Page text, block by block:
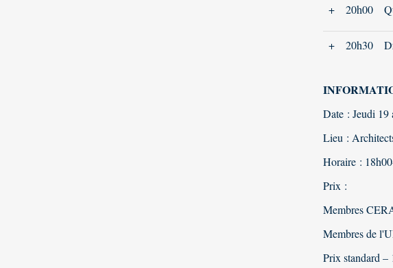
+ 20h00
+ 20h30
Date : Jeudi 19
Lieu :
Horaire :
Prix :
Membres
Membres de
Prix standard –